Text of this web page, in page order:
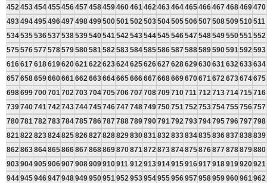
452 453454455456457458459460461 462 463464465466467468469470
493494495496497498499500501 502 503504505506507508509510511
534535536537538539540541 542 543544545546547548549550551 552
575576577578579580581 582 583584585586587588589590591 592 593
616617618619620621 622 623624625626627628629630631 632 633634
657658659660661 662 663664665666667668669670671 672 673674675
698699700701 702 703704705706707708709710711 712 713714715716
739740741 742 743744745746747748749750751 752 753754755756757
780781 782 783784785786787788789790791 792 793794795796797798
821 822 823824825826827828829830831 832 833834835836837838839
862 863864865866867868869870871 872 873874875876877878879880
903904905906907908909910911 912 913914915916917918919920921
944945946947948949950951 952 953954955956957958959960961 962